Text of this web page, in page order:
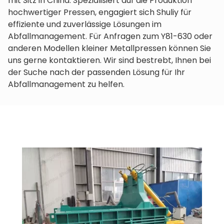
hochwertiger Pressen, engagiert sich Shuliy für
effiziente und zuverlässige Lösungen im
Abfallmanagement. Für Anfragen zum Y81-630 oder
anderen Modellen kleiner Metallpressen können Sie
uns gerne kontaktieren. Wir sind bestrebt, Ihnen bei
der Suche nach der passenden Lösung für Ihr
Abfallmanagement zu helfen.